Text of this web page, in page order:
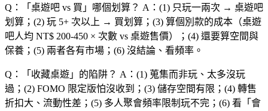
Q：「 桌遊吧 vs 買 」哪個划算？ A：(1) 只玩一兩次 → 桌遊吧
划算；(2) 玩 5+ 次以上 → 買划算；(3) 算個別款的成本（桌遊
吧人均 NT$ 200-450 × 次數 vs 桌遊售價）；(4) 還要算空間與
保養；(5) 兩者各有市場；(6) 沒結論、看頻率。
Q：「 收藏桌遊 」的陷阱？ A：(1) 蒐集而非玩、太多沒玩
過；(2) FOMO 限定版怕沒收到；(3) 儲存空間有限；(4) 轉售
折扣大、流動性差；(5) 多人聚會頻率限制玩不完；(6) 看「 會